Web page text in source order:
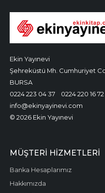
Ekin Yayınevi
Şehreküstü Mh. Cumhuriyet
BURSA
0224 223 04 37
0224 220 16 72
info@ekinyayinevi.com
© 2026 Ekin Yayınevi
MÜŞTERI HIZMETLERI
Banka Hesaplarımız
Hakkımızda